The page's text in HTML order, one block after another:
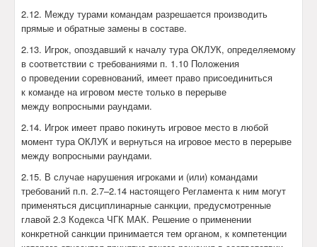
2.12. Между турами командам разрешается производить
прямые и обратные замены в составе.
2.13. Игрок, опоздавший к началу тура ОКЛУК, определяемому
в соответствии с требованиями п. 1.10 Положения
о проведении соревнований, имеет право присоединиться
к команде на игровом месте только в перерыве
между вопросными раундами.
2.14. Игрок имеет право покинуть игровое место в любой
момент тура ОКЛУК и вернуться на игровое место в перерыве
между вопросными раундами.
2.15. В случае нарушения игроками и (или) командами
требований п.п. 2.7–2.14 настоящего Регламента к ним могут
применяться дисциплинарные санкции, предусмотренные
главой 2.3 Кодекса ЧГК МАК. Решение о применении
конкретной санкции принимается тем органом, к компетенции